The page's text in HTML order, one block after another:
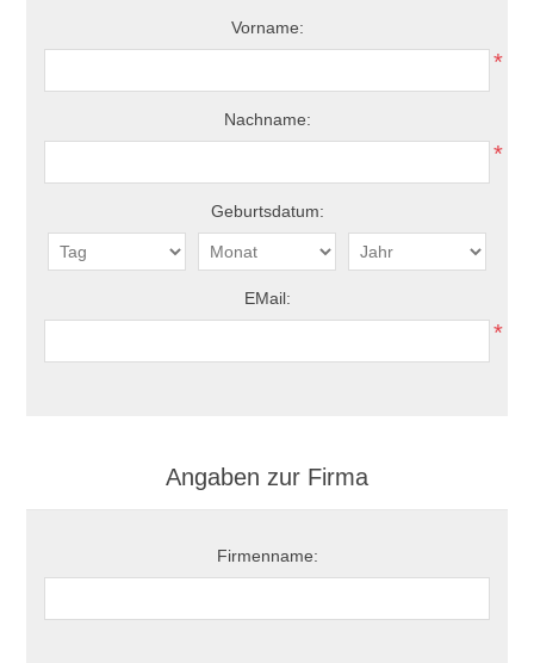
Vorname:
*
Nachname:
*
Geburtsdatum:
EMail:
*
Angaben zur Firma
Firmenname: